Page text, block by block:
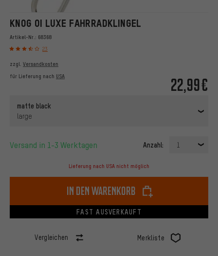
KNOG OI LUXE FAHRRADKLINGEL
Artikel-Nr.: 68368
23
22,99€
zzgl. Versandkosten
für Lieferung nach USA
matte black
large
Versand in 1-3 Werktagen Anzahl: 1
Lieferung nach USA nicht möglich
In den Warenkorb
FAST AUSVERKAUFT
Vergleichen Merkliste